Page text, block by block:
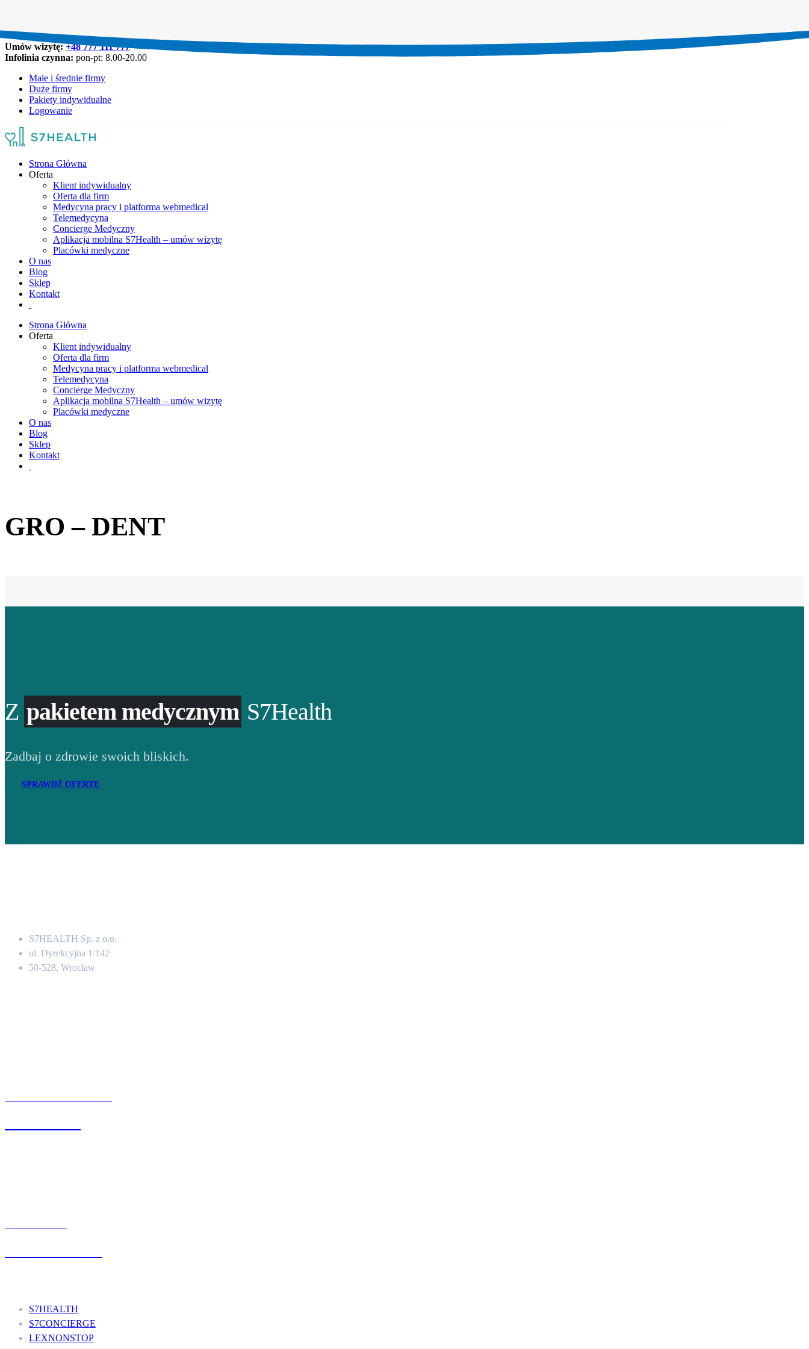
Umów wizytę:+48 777 111 777
Infolinia czynna: pon-pt: 8.00-20.00
Małe i średnie firmy
Duże firmy
Pakiety indywidualne
Logowanie
Strona Główna
Oferta
Klient indywidualny
Oferta dla firm
Medycyna pracy i platforma webmedical
Telemedycyna
Concierge Medyczny
Aplikacja mobilna S7Health – umów wizytę
Placówki medyczne
O nas
Blog
Sklep
Kontakt
Strona Główna
Oferta
Klient indywidualny
Oferta dla firm
Medycyna pracy i platforma webmedical
Telemedycyna
Concierge Medyczny
Aplikacja mobilna S7Health – umów wizytę
Placówki medyczne
O nas
Blog
Sklep
Kontakt
GRO – DENT
Z pakietem medycznym S7Health
Zadbaj o zdrowie swoich bliskich.
SPRAWDŹ OFERTĘ
S7HEALTH Sp. z o.o.
ul. Dyrekcyjna 1/142
50-528, Wrocław
S7HEALTH
S7CONCIERGE
LEXNONSTOP